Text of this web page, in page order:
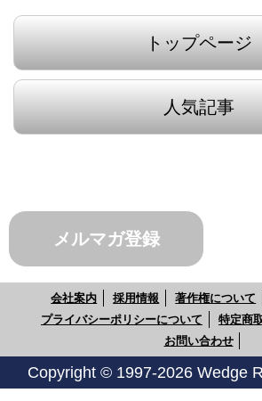
トップページ
人気記事
メルマガ登録
会社案内 採用情報 著作権について
プライバシーポリシーについて
特定商
お問い合わせ
Copyright © 1997-2026 Wedge